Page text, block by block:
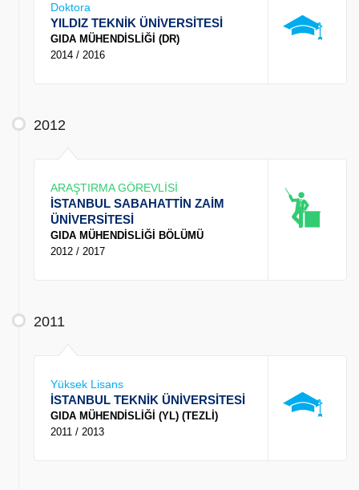
Doktora
YILDIZ TEKNİK ÜNİVERSİTESİ
GIDA MÜHENDİSLİĞİ (DR)
2014 / 2016
2012
ARAŞTIRMA GÖREVLİSİ
İSTANBUL SABAHATTİN ZAİM
ÜNİVERSİTESİ
GIDA MÜHENDİSLİĞİ BÖLÜMÜ
2012 / 2017
2011
Yüksek Lisans
İSTANBUL TEKNİK ÜNİVERSİTESİ
GIDA MÜHENDİSLİĞİ (YL) (TEZLİ)
2011 / 2013